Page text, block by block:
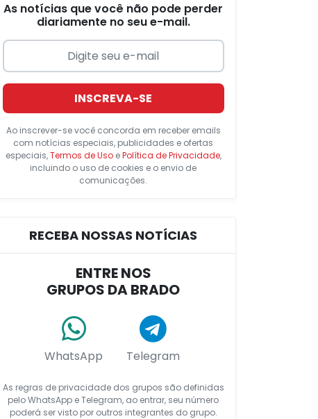
As notícias que você não pode perder
diariamente no seu e-mail.
INSCREVA-SE
Ao inscrever-se você concorda em receber emails
com notícias especiais, publicidades e ofertas
especiais,Termos de UsoePolítica de Privacidade,
incluindo o uso de cookies e o envio de
comunicações.
RECEBA NOSSAS NOTÍCIAS
ENTRE NOS
GRUPOS DA BRADO
WhatsApp Telegram
As regras de privacidade dos grupos são definidas
pelo WhatsApp e Telegram, ao entrar, seu número
poderá ser visto por outros integrantes do grupo.